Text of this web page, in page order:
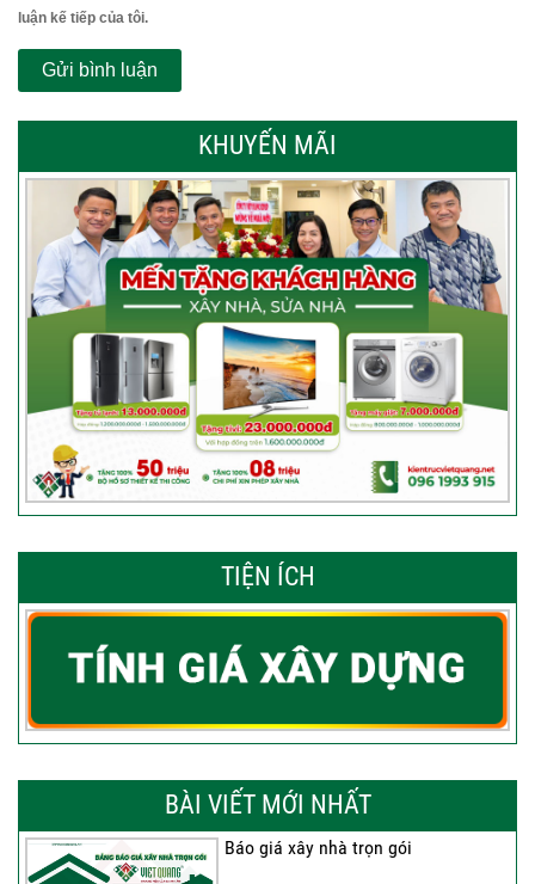
luận kế tiếp của tôi.
KHUYẾN MÃI
TIỆN ÍCH
BÀI VIẾT MỚI NHẤT
Báo giá xây nhà trọn gói